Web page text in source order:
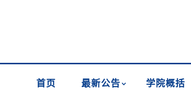
首页 最新公告 学院概括